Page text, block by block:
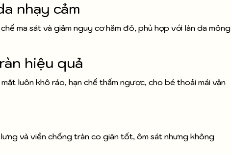
nhạy cảm
ma sát và giảm nguy cơ hăm đỏ, phù hợp với làn da mỏng
hiệu quả
luôn khô ráo, hạn chế thấm ngược, cho bé thoải mái vận
và viền chống tràn co giãn tốt, ôm sát nhưng không